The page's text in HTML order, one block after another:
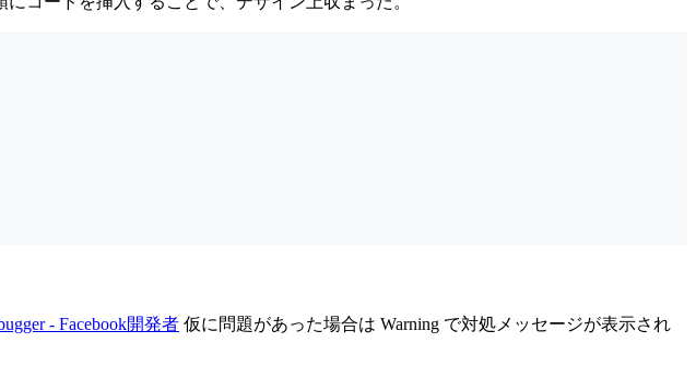
- Facebook開発者 仮に問題があった場合は Warning で対処メッセージが表示され